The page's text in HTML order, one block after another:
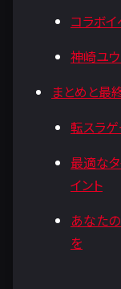
コラボ
神崎ユ
まとめと最
転スラ
最適な
イント
あなた
を